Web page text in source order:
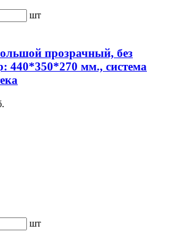
шт
прозрачный, без
440*350*270 мм., система
шт